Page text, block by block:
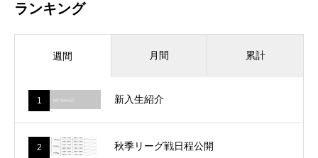
ランキング
週間 月間 累計
1 新入生紹介
2 秋季リーグ戦日程公開